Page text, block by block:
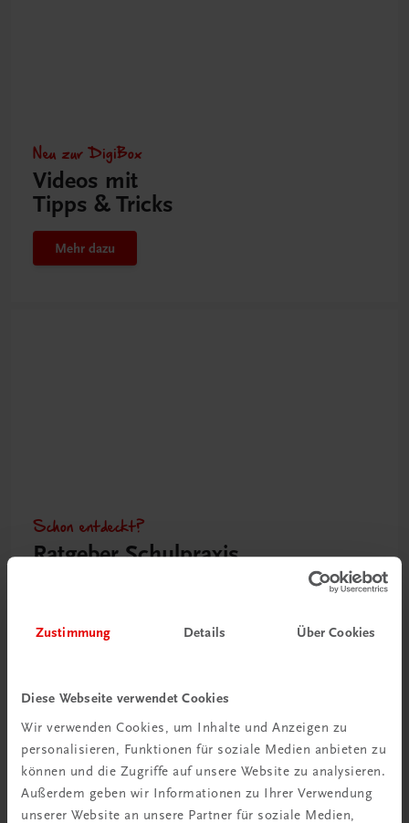
Zustimmung Details Über Cookies
Diese Webseite verwendet Cookies
Wir verwenden Cookies, um Inhalte und Anzeigen zu
personalisieren, Funktionen für soziale Medien anbieten zu
können und die Zugriffe auf unsere Website zu analysieren.
Außerdem geben wir Informationen zu Ihrer Verwendung
unserer Website an unsere Partner für soziale Medien,
Neu zur DigiBox
Videos mit
Tipps & Tricks
Mehr dazu
Schon entdeckt?
Ratgeber Schulpraxis